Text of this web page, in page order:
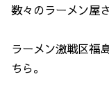
数々のラーメン屋
ラーメン激戦区福
ちら。